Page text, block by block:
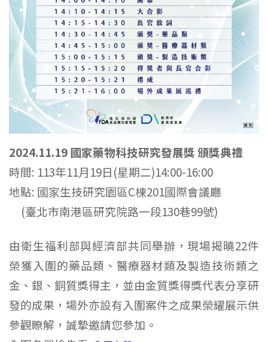
2024.11.19國家藥物科技研究發展獎 頒獎典禮
時間: 113年11月19日(星期二)14:00-16:00
地點: 國家生技研究園區C棟201國際會議廳
(臺北市南港區研究院路一段130巷99號)
由衛生福利部與經濟部共同舉辦，現場揭曉22件
榮獲入圍的藥品類、醫療器材類及製造技術類之
金、銀、銅質獎得主，並由金質獎得獎代表分享研
發的成果，場外亦設有入圍案件之成果榮耀展示供
參觀瞭解，誠摯邀請您參加。